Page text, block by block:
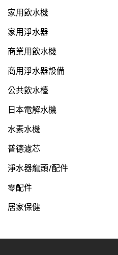
家用飲水機
家用淨水器
商業用飲水機
商用淨水器設備
公共飲水檯
日本電解水機
水素水機
普德濾芯
淨水器龍頭/配件
零配件
居家保健